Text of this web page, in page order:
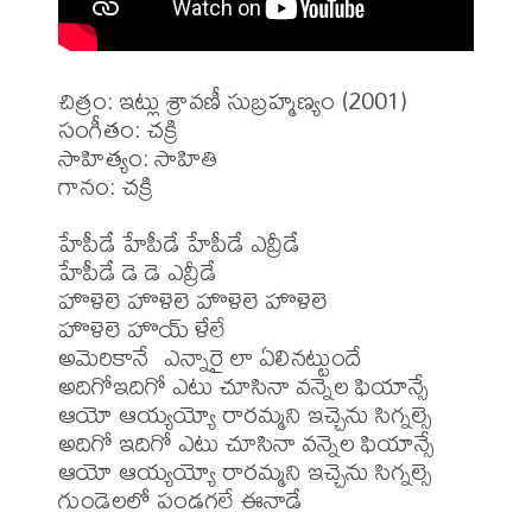
చిత్రం: ఇట్లు శ్రావణీ సుబ్రహ్మణ్యం (2001)
సంగీతం: చక్రి
సాహిత్యం: సాహితి
గానం: చక్రి
హేపీడే హేపీడే హేపీడే ఎవ్రీడే
హేపీడే డె డె ఎవ్రీడే
హొళెలె హొళెలె హొళెలె హొళెలె
హొళెలె హొయ్ ళేలే
అమెరికానే  ఎన్నారై లా ఏలినట్టుందే
అదిగోఇదిగో ఎటు చూసినా వన్నెల ఫియాన్సే
ఆయో ఆయ్యయ్యో రారమ్మని ఇచ్చెను సిగ్నల్సె
అదిగో ఇదిగో ఎటు చూసినా వన్నెల ఫియాన్సే
ఆయో ఆయ్యయ్యో రారమ్మని ఇచ్చెను సిగ్నల్సె
గుండెలలో పండగలే ఈనాడే